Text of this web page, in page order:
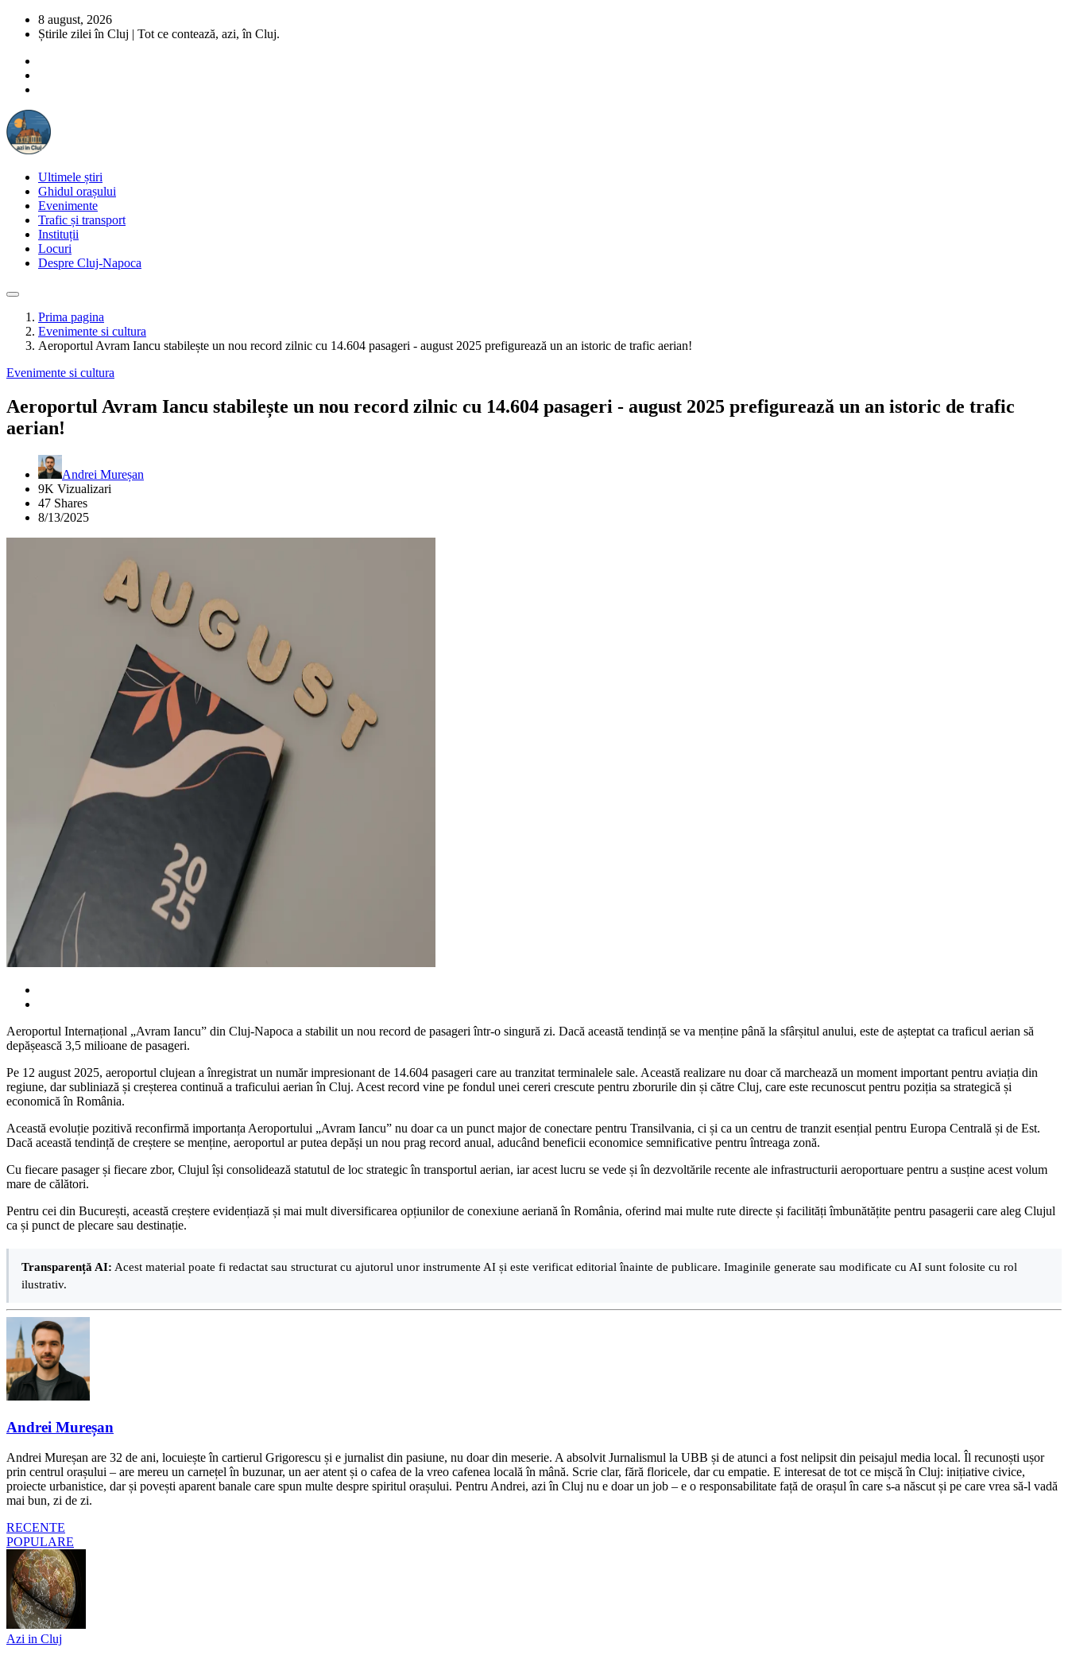
8 august, 2026
Știrile zilei în Cluj | Tot ce contează, azi, în Cluj.
Ultimele știri
Ghidul orașului
Evenimente
Trafic și transport
Instituții
Locuri
Despre Cluj-Napoca
Prima pagina
Evenimente si cultura
Aeroportul Avram Iancu stabilește un nou record zilnic cu 14.604 pasageri - august 2025 prefigurează un an istoric de trafic aerian!
Evenimente si cultura
Aeroportul Avram Iancu stabilește un nou record zilnic cu 14.604 pasageri - august 2025 prefigurează un an istoric de trafic
aerian!
Andrei Mureșan
9K Vizualizari
47 Shares
8/13/2025
Aeroportul Internațional „Avram Iancu” din Cluj-Napoca a stabilit un nou record de pasageri într-o singură zi. Dacă această tendință se va menține până la sfârșitul anului, este de așteptat ca traficul aerian să
depășească 3,5 milioane de pasageri.
Pe 12 august 2025, aeroportul clujean a înregistrat un număr impresionant de 14.604 pasageri care au tranzitat terminalele sale. Această realizare nu doar că marchează un moment important pentru aviația din
regiune, dar subliniază și creșterea continuă a traficului aerian în Cluj. Acest record vine pe fondul unei cereri crescute pentru zborurile din și către Cluj, care este recunoscut pentru poziția sa strategică și
economică în România.
Această evoluție pozitivă reconfirmă importanța Aeroportului „Avram Iancu” nu doar ca un punct major de conectare pentru Transilvania, ci și ca un centru de tranzit esențial pentru Europa Centrală și de Est.
Dacă această tendință de creștere se menține, aeroportul ar putea depăși un nou prag record anual, aducând beneficii economice semnificative pentru întreaga zonă.
Cu fiecare pasager și fiecare zbor, Clujul își consolidează statutul de loc strategic în transportul aerian, iar acest lucru se vede și în dezvoltările recente ale infrastructurii aeroportuare pentru a susține acest volum
mare de călători.
Pentru cei din București, această creștere evidențiază și mai mult diversificarea opțiunilor de conexiune aeriană în România, oferind mai multe rute directe și facilități îmbunătățite pentru pasagerii care aleg Clujul
ca și punct de plecare sau destinație.
Transparență AI: Acest material poate fi redactat sau structurat cu ajutorul unor instrumente AI și este verificat editorial înainte de publicare. Imaginile generate sau modificate cu AI sunt folosite cu rol
ilustrativ.
Andrei Mureșan
Andrei Mureșan are 32 de ani, locuiește în cartierul Grigorescu și e jurnalist din pasiune, nu doar din meserie. A absolvit Jurnalismul la UBB și de atunci a fost nelipsit din peisajul media local. Îl recunoști ușor
prin centrul orașului – are mereu un carnețel în buzunar, un aer atent și o cafea de la vreo cafenea locală în mână. Scrie clar, fără floricele, dar cu empatie. E interesat de tot ce mișcă în Cluj: inițiative civice,
proiecte urbanistice, dar și povești aparent banale care spun multe despre spiritul orașului. Pentru Andrei, azi în Cluj nu e doar un job – e o responsabilitate față de orașul în care s-a născut și pe care vrea să-l vadă
mai bun, zi de zi.
RECENTE
POPULARE
Azi in Cluj